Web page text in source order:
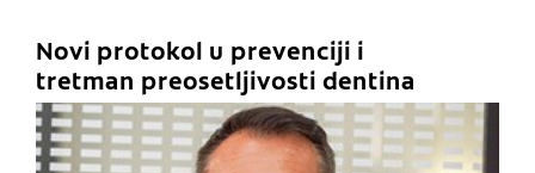
Novi protokol u prevenciji i
tretman preosetljivosti dentina